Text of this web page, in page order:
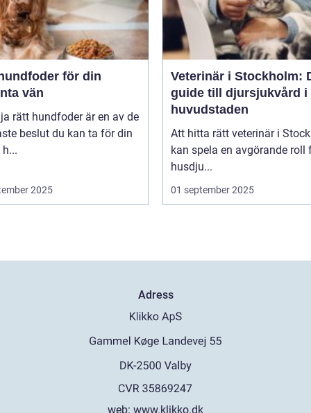
för din
vän
rätt hundfoder är en av de
beslut du kan ta för din
2025
Veterinär i Stockholm:
guide till djursjukvård i
huvudstaden
Att hitta rätt veterinär i
kan spela en avgörande roll
husdju...
01 september 2025
Adress
web: www.klikko.dk